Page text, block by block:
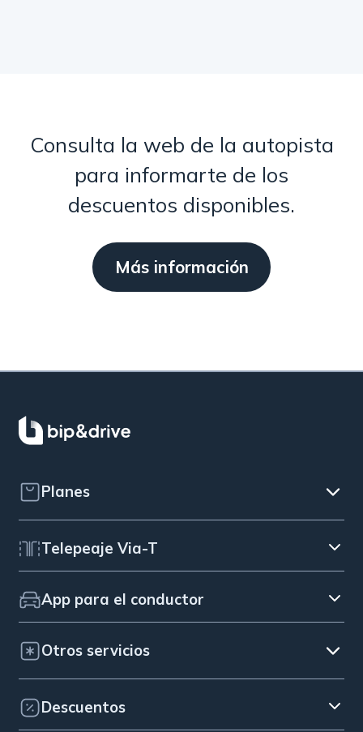
Consulta la web de la autopista
para informarte de los
descuentos disponibles.
Más información
Planes
Telepeaje Via-T
App para el conductor
Otros servicios
Descuentos